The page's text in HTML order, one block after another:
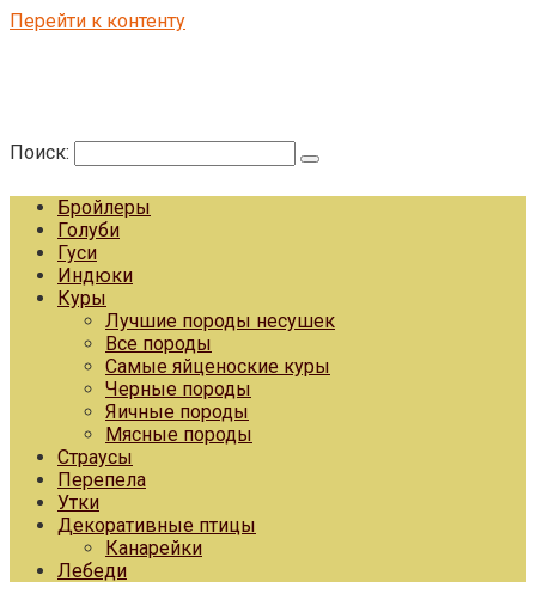
Перейти к контенту
Поиск:
Бройлеры
Голуби
Гуси
Индюки
Куры
Лучшие породы несушек
Все породы
Самые яйценоские куры
Черные породы
Яичные породы
Мясные породы
Страусы
Перепела
Утки
Декоративные птицы
Канарейки
Лебеди